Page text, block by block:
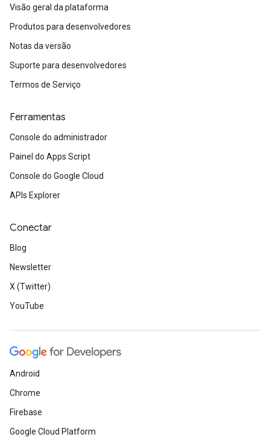
Visão geral da plataforma
Produtos para desenvolvedores
Notas da versão
Suporte para desenvolvedores
Termos de Serviço
Ferramentas
Console do administrador
Painel do Apps Script
Console do Google Cloud
APIs Explorer
Conectar
Blog
Newsletter
X (Twitter)
YouTube
Android
Chrome
Firebase
Google Cloud Platform